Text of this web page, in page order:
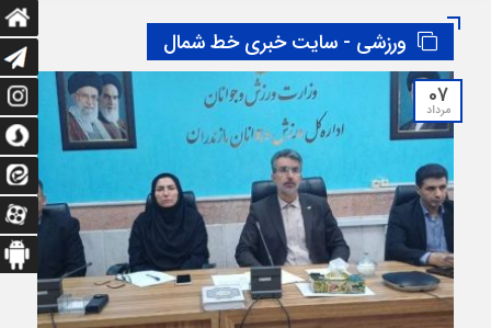
ورزشی - سایت خبری خط شمال
07
مرداد